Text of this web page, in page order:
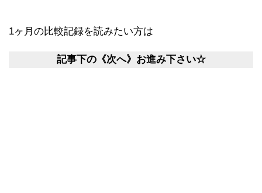
1ヶ月の比較記録を読みたい方は
記事下の《次へ》お進み下さい☆